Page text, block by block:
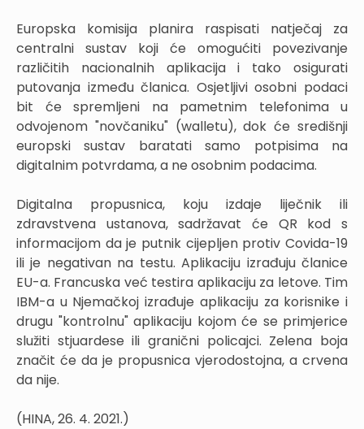
Europska komisija planira raspisati natječaj za
centralni sustav koji će omogućiti povezivanje
različitih nacionalnih aplikacija i tako osigurati
putovanja između članica. Osjetljivi osobni podaci
bit će spremljeni na pametnim telefonima u
odvojenom "novčaniku" (walletu), dok će središnji
europski sustav baratati samo potpisima na
digitalnim potvrdama, a ne osobnim podacima.
Digitalna propusnica, koju izdaje liječnik ili
zdravstvena ustanova, sadržavat će QR kod s
informacijom da je putnik cijepljen protiv Covida-19
ili je negativan na testu. Aplikaciju izrađuju članice
EU-a. Francuska već testira aplikaciju za letove. Tim
IBM-a u Njemačkoj izrađuje aplikaciju za korisnike i
drugu "kontrolnu" aplikaciju kojom će se primjerice
služiti stjuardese ili granični policajci. Zelena boja
značit će da je propusnica vjerodostojna, a crvena
da nije.
(HINA, 26. 4. 2021.)